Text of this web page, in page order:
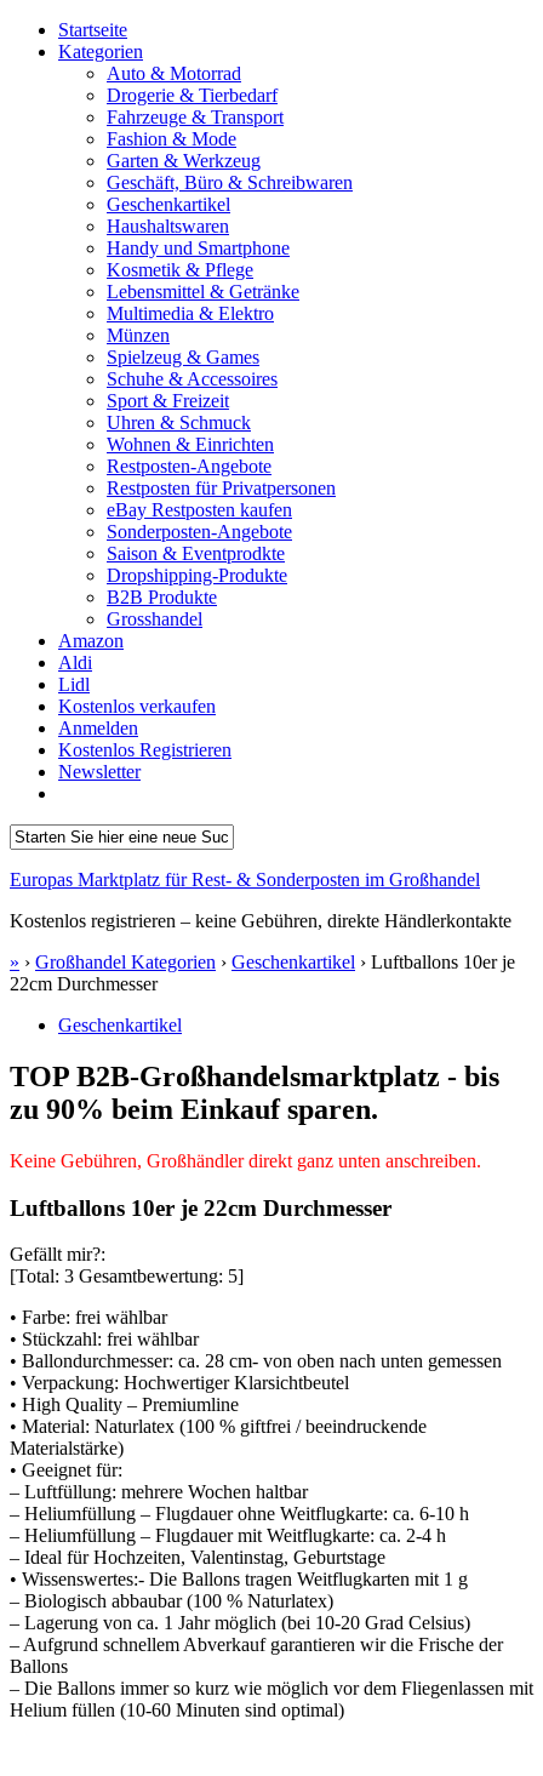
Startseite
Kategorien
Auto & Motorrad
Drogerie & Tierbedarf
Fahrzeuge & Transport
Fashion & Mode
Garten & Werkzeug
Geschäft, Büro & Schreibwaren
Geschenkartikel
Haushaltswaren
Handy und Smartphone
Kosmetik & Pflege
Lebensmittel & Getränke
Multimedia & Elektro
Münzen
Spielzeug & Games
Schuhe & Accessoires
Sport & Freizeit
Uhren & Schmuck
Wohnen & Einrichten
Restposten-Angebote
Restposten für Privatpersonen
eBay Restposten kaufen
Sonderposten-Angebote
Saison & Eventprodkte
Dropshipping-Produkte
B2B Produkte
Grosshandel
Amazon
Aldi
Lidl
Kostenlos verkaufen
Anmelden
Kostenlos Registrieren
Newsletter
Europas Marktplatz für Rest- & Sonderposten im Großhandel
Kostenlos registrieren – keine Gebühren, direkte Händlerkontakte
» › Großhandel Kategorien › Geschenkartikel › Luftballons 10er je
22cm Durchmesser
Geschenkartikel
TOP B2B-Großhandelsmarktplatz - bis
zu 90% beim Einkauf sparen.
Keine Gebühren, Großhändler direkt ganz unten anschreiben.
Luftballons 10er je 22cm Durchmesser
Gefällt mir?:
[Total: 3 Gesamtbewertung: 5]
• Farbe: frei wählbar
• Stückzahl: frei wählbar
• Ballondurchmesser: ca. 28 cm- von oben nach unten gemessen
• Verpackung: Hochwertiger Klarsichtbeutel
• High Quality – Premiumline
• Material: Naturlatex (100 % giftfrei / beeindruckende
Materialstärke)
• Geeignet für:
– Luftfüllung: mehrere Wochen haltbar
– Heliumfüllung – Flugdauer ohne Weitflugkarte: ca. 6-10 h
– Heliumfüllung – Flugdauer mit Weitflugkarte: ca. 2-4 h
– Ideal für Hochzeiten, Valentinstag, Geburtstage
• Wissenswertes:- Die Ballons tragen Weitflugkarten mit 1 g
– Biologisch abbaubar (100 % Naturlatex)
– Lagerung von ca. 1 Jahr möglich (bei 10-20 Grad Celsius)
– Aufgrund schnellem Abverkauf garantieren wir die Frische der
Ballons
– Die Ballons immer so kurz wie möglich vor dem Fliegenlassen mit
Helium füllen (10-60 Minuten sind optimal)